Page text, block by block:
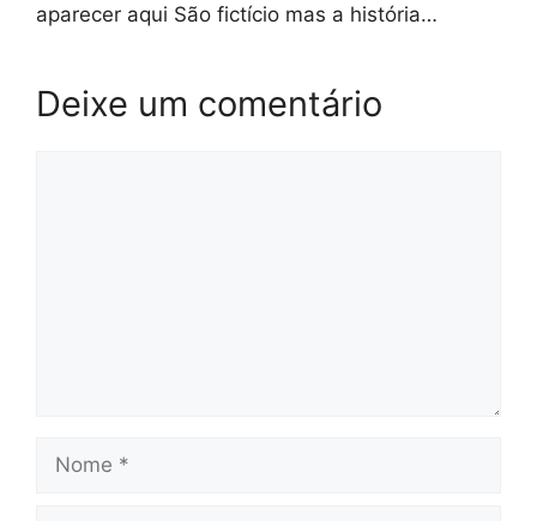
aparecer aqui São fictí­cio mas a história…
Deixe um comentário
Nome